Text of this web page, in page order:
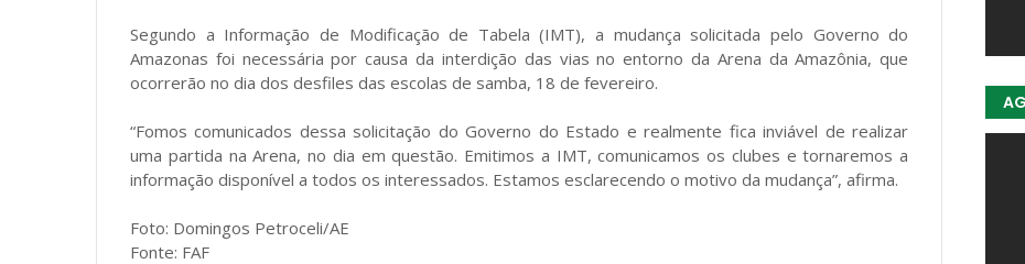
Segundo a Informação de Modificação de Tabela (IMT), a mudança solicitada pelo Governo do
Amazonas foi necessária por causa da interdição das vias no entorno da Arena da Amazônia, que
ocorrerão no dia dos desfiles das escolas de samba, 18 de fevereiro.
“Fomos comunicados dessa solicitação do Governo do Estado e realmente fica inviável de realizar
uma partida na Arena, no dia em questão. Emitimos a IMT, comunicamos os clubes e tornaremos a
informação disponível a todos os interessados. Estamos esclarecendo o motivo da mudança”, afirma.
Foto: Domingos Petroceli/AE
Fonte: FAF